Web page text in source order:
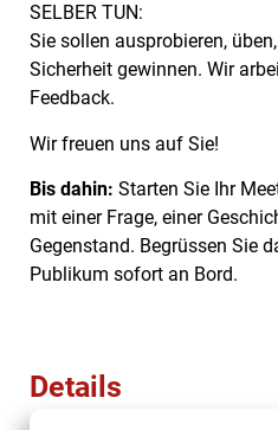
SELBER TUN:
Sie sollen ausprobieren,
Sicherheit gewinnen. Wir
Feedback.
Wir freuen uns auf Sie!
Bis dahin: Starten Sie Ihr
mit einer Frage, einer
Gegenstand. Begrüssen Sie
Publikum sofort an Bord.
Details